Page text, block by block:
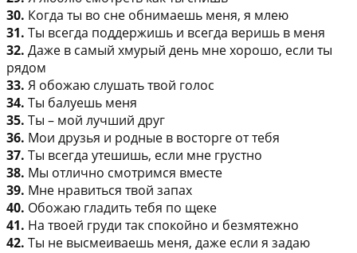
30. Когда ты во сне обнимаешь меня, я млею
31. Ты всегда поддержишь и всегда веришь в меня
32. Даже в самый хмурый день мне хорошо, если ты
рядом
33. Я обожаю слушать твой голос
34. Ты балуешь меня
35. Ты – мой лучший друг
36. Мои друзья и родные в восторге от тебя
37. Ты всегда утешишь, если мне грустно
38. Мы отлично смотримся вместе
39. Мне нравиться твой запах
40. Обожаю гладить тебя по щеке
41. На твоей груди так спокойно и безмятежно
42. Ты не высмеиваешь меня, даже если я задаю